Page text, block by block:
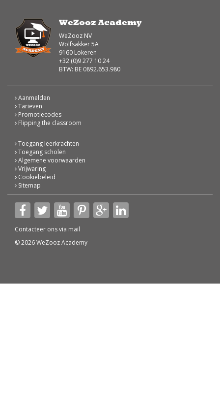
WeZooz Academy
WeZooz NV
Wolfsakker 5A
9160 Lokeren
+32 (0)9 277 10 24
BTW: BE 0892.653.980
Aanmelden
Tarieven
Promotiecodes
Flipping the classroom
Toegang leerkrachten
Toegang scholen
Algemene voorwaarden
Vrijwaring
Cookiebeleid
Sitemap
Contacteer ons via mail
© 2026 WeZooz Academy